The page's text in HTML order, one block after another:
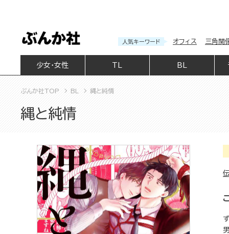
人気キーワード オフィス 三角関
少女・女性 BL
ぶんか社TOP BL 縄と純情
縄と純情